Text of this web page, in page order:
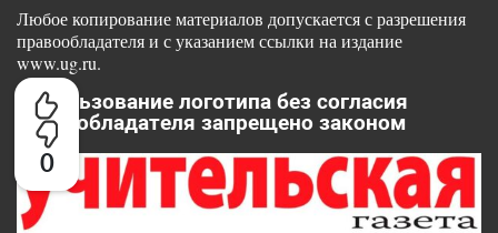
0
Любое копирование материалов допускается с разрешения
правообладателя и с указанием ссылки на издание
www.ug.ru.
Использование логотипа без согласия
правообладателя запрещено законом